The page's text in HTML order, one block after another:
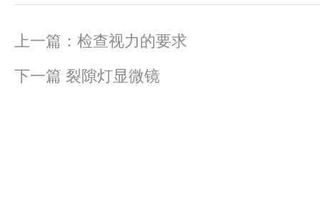
上一篇： 检查视力的要求
下一篇 裂隙灯显微镜